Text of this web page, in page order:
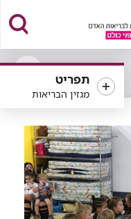
תפריט
מגזין הבריאות
של